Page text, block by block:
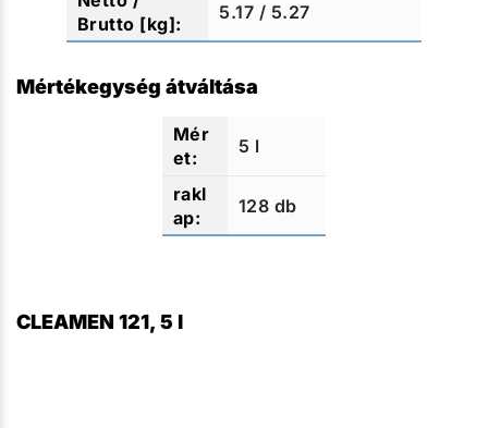
5.17 / 5.27
Mértékegység átváltása
5 l
128 db
CLEAMEN 121, 5 l